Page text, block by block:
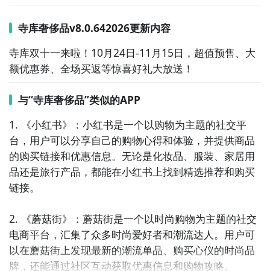
寺库奢侈品v8.0.642026更新内容
寺库双十一来啦！10月24日-11月15日，超值预售、大
额优惠券、全场买返等惊喜好礼大放送！
与“寺库奢侈品”类似的APP
1. 《小红书》：小红书是一个以购物为主题的社交平
台，用户可以分享自己的购物心得和体验，并提供商品
的购买链接和优惠信息。无论是化妆品、服装、家居用
品还是旅行产品，都能在小红书上找到精选推荐和购买
链接。
2. 《蘑菇街》：蘑菇街是一个以时尚购物为主题的社交
电商平台，汇集了众多时尚爱好者和潮流达人。用户可
以在蘑菇街上发现最新的潮流单品、购买心仪的时尚品
牌，还能通过社区互动获取优惠信息和购物攻略。